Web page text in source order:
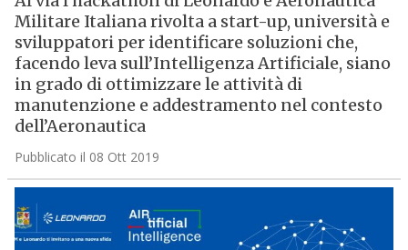
Militare Italiana rivolta a start-up, università e
sviluppatori per identificare soluzioni che,
facendo leva sull’Intelligenza Artificiale, siano
in grado di ottimizzare le attività di
manutenzione e addestramento nel contesto
dell’Aeronautica
Pubblicato il 08 Ott 2019